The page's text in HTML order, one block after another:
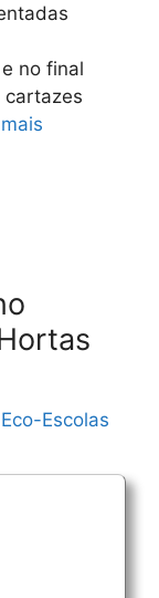
no final
cartazes
Escolas